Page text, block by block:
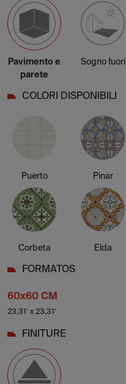
Pavimento e
parete
Sogno fuori
COLORI DISPONIBILI
Puerto Pinar
Corbeta Elda
FORMATOS
60x60 CM
23,31' x 23,31'
FINITURE